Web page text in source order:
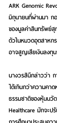
ARK Genomic
มิถุนายนที่ผ่านมา ก
ของมูลค่าสินทรัพย์
ตัวในหมวดอุตสาหก
อาจสูญเสียเงินลงทุ
นางวรสินีกล่าวว่า
ได้เกินกว่าความคา
ธรรมชาติของหุ้นนวั
Healthcare มักจะป